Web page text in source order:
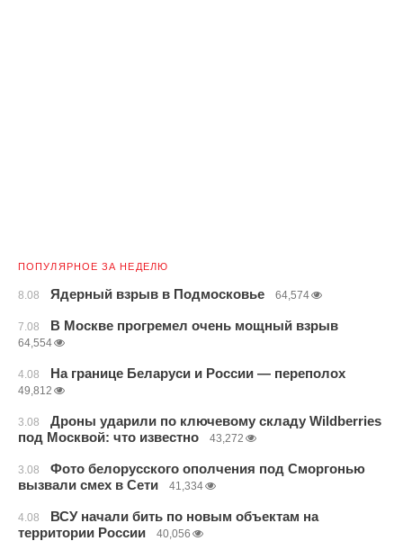
ПОПУЛЯРНОЕ ЗА НЕДЕЛЮ
8.08 Ядерный взрыв в Подмосковье 64,574
7.08 В Москве прогремел очень мощный взрыв
64,554
4.08 На границе Беларуси и России — переполох
49,812
3.08
Дроны ударили по ключевому складу Wildberries
под Москвой: что известно
43,272
3.08
Фото белорусского ополчения под Сморгонью
вызвали смех в Сети
41,334
4.08
ВСУ начали бить по новым объектам на
территории России
40,056